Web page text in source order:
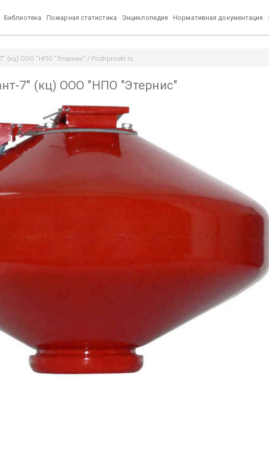
Библиотека Пожарная статистика Энциклопедия Нормативная документация
(кц) ООО "НПО "Этернис" / Pozhproekt.ru
7" (кц) ООО "НПО "Этернис"